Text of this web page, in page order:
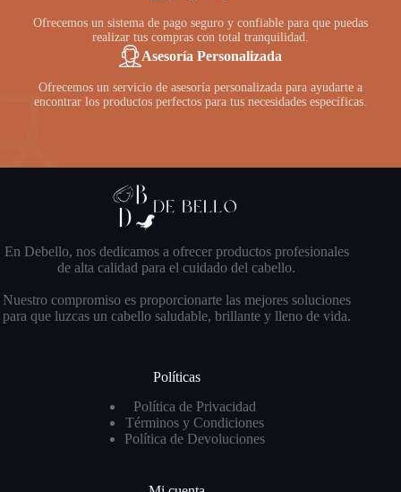
Ofrecemos un sistema de pago seguro y confiable para que puedas
realizar tus compras con total tranquilidad.
Asesoría Personalizada
Ofrecemos un servicio de asesoría personalizada para ayudarte a
encontrar los productos perfectos para tus necesidades específicas.
En Debello, nos dedicamos a ofrecer productos profesionales
de alta calidad para el cuidado del cabello.
Nuestro compromiso es proporcionarte las mejores soluciones
para que luzcas un cabello saludable, brillante y lleno de vida.
Políticas
Política de Privacidad
Términos y Condiciones
Política de Devoluciones